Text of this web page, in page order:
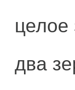
целое
два